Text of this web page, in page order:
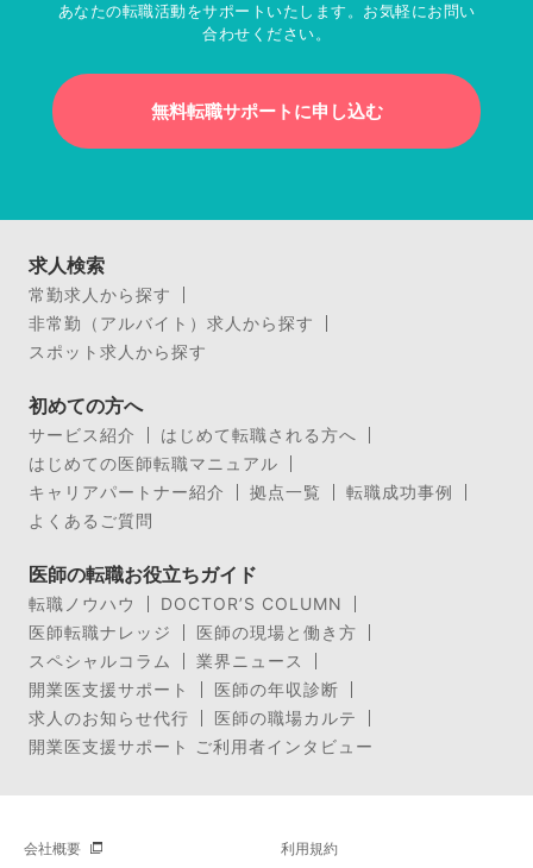
あなたの転職活動をサポートいたします。お気軽にお問い
合わせください。
無料転職サポートに申し込む
求人検索
常勤求人から探す
非常勤（アルバイト）求人から探す
スポット求人から探す
初めての方へ
サービス紹介
はじめて転職される方へ
はじめての医師転職マニュアル
キャリアパートナー紹介
拠点一覧
転職成功事例
よくあるご質問
医師の転職お役立ちガイド
転職ノウハウ
DOCTOR’S COLUMN
医師転職ナレッジ
医師の現場と働き方
スペシャルコラム
業界ニュース
開業医支援サポート
医師の年収診断
求人のお知らせ代行
医師の職場カルテ
開業医支援サポート ご利用者インタビュー
会社概要 利用規約